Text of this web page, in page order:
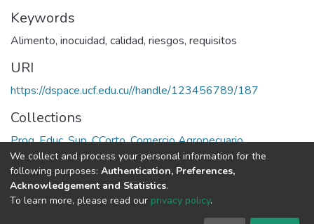
Keywords
Alimento, inocuidad, calidad, riesgos, requisitos
URI
https://dspace.ucf.edu.cu//handle/123456789/187
Collections
Prog. Educ. Sup. CCorto. Comercio Agropecuario
Full item page
DSpace software copyright © 2002-2026
We collect and process your personal information for the
following purposes: Authentication, Preferences,
Acknowledgement and Statistics.
To learn more, please read our privacy policy.